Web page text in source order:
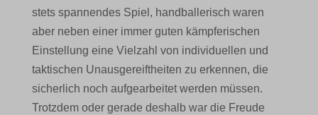
stets spannendes Spiel, handballerisch waren
aber neben einer immer guten kämpferischen
Einstellung eine Vielzahl von individuellen und
taktischen Unausgereiftheiten zu erkennen, die
sicherlich noch aufgearbeitet werden müssen.
Trotzdem oder gerade deshalb war die Freude